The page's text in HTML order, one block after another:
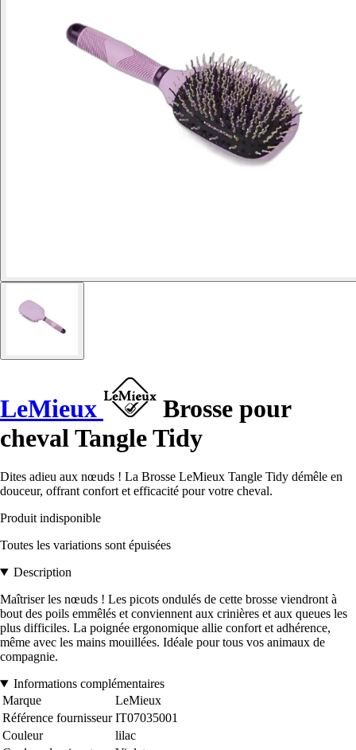
LeMieux
Brosse pour
cheval Tangle Tidy
Dites adieu aux nœuds ! La Brosse LeMieux Tangle Tidy démêle en
douceur, offrant confort et efficacité pour votre cheval.
Produit indisponible
Toutes les variations sont épuisées
Description
Maîtriser les nœuds ! Les picots ondulés de cette brosse viendront à
bout des poils emmêlés et conviennent aux crinières et aux queues les
plus difficiles. La poignée ergonomique allie confort et adhérence,
même avec les mains mouillées. Idéale pour tous vos animaux de
compagnie.
Informations complémentaires
Marque
LeMieux
Référence fournisseur IT07035001
Couleur
lilac